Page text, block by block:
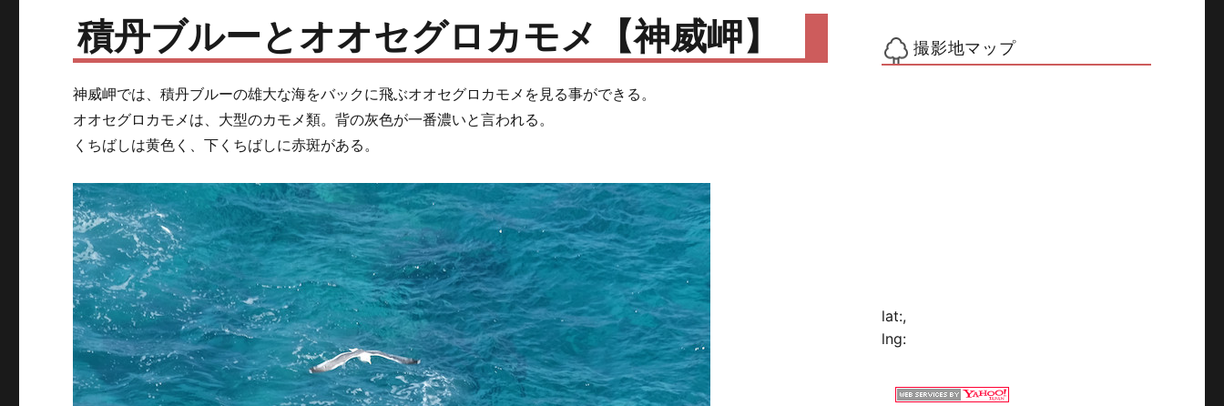
積丹ブルーとオオセグロカモメ【神威岬】
神威岬では、積丹ブルーの雄大な海をバックに飛ぶオオセグロカモメを見る事ができる。
オオセグロカモメは、大型のカモメ類。背の灰色が一番濃いと言われる。
くちばしは黄色く、下くちばしに赤斑がある。
撮影地マップ
lat:,
lng: